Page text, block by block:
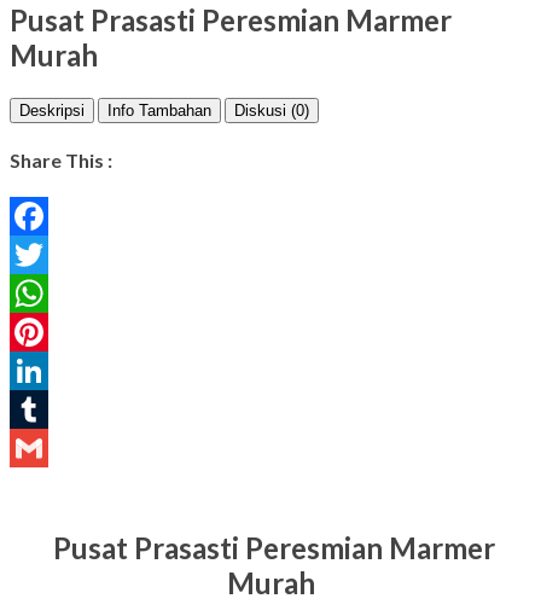
Pusat Prasasti Peresmian Marmer
Murah
Deskripsi Info Tambahan Diskusi (0)
Share This :
Facebook
Twitter
WhatsApp
Pinterest
LinkedIn
Tumblr
Pusat Prasasti Peresmian Marmer
Murah